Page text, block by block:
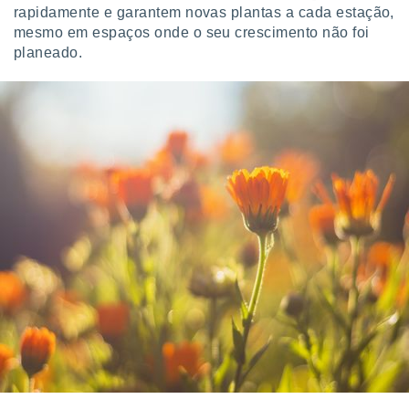
ou aceder
utilizar
criar
rapidamente e garantem novas plantas a cada estação,
mesmo em espaços onde o seu crescimento não foi
planeado.